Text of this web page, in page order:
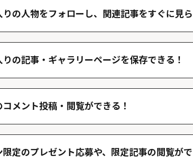
の人物をフォローし、 関連記事をすぐに見
をフォローすることで、マイページで好きな人物
人物一覧はマイページで確認できます。
の記事・ ギャラリーページを保存できる！
やギャラリーページを保存し、マイページでいつ
メント投稿・ 閲覧ができる！
て応援や感想などのコメントができ、他のファン
定のプレゼント応募や、 限定記事の閲覧がで